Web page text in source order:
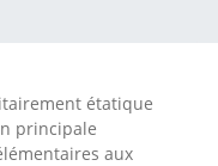
étatique
principale
aux